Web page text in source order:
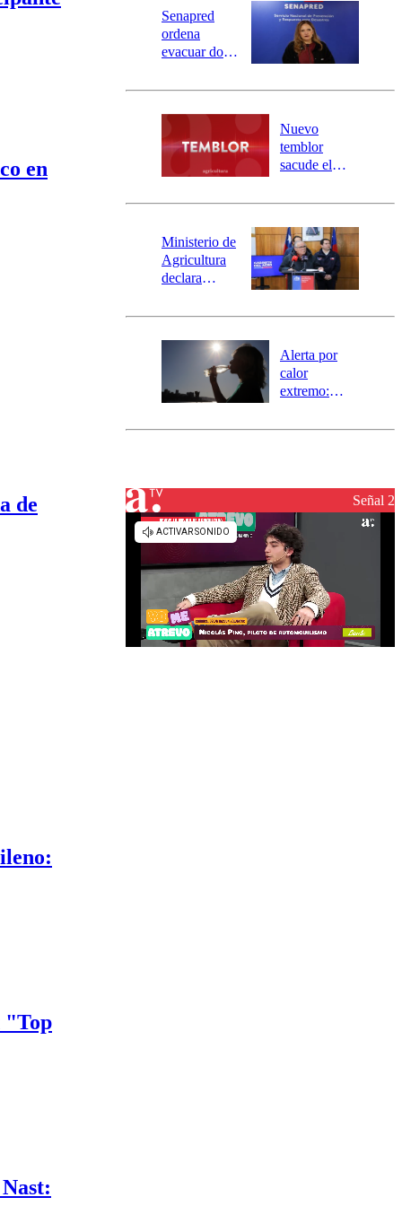
Universidad de Chile
Sustentabilidad
en
de
"Top
Senapred
ordena
evacuar dos
Carahue por
río Damas:
activa
mensajería
SAE
Nuevo
temblor
sacude el
revisa la
epicentro
Ministerio de
Agricultura
declara
agrícola para
Alerta por
calor
extremo:
activa Alerta
Señal 2